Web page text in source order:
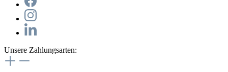
Unsere Zahlungsarten: